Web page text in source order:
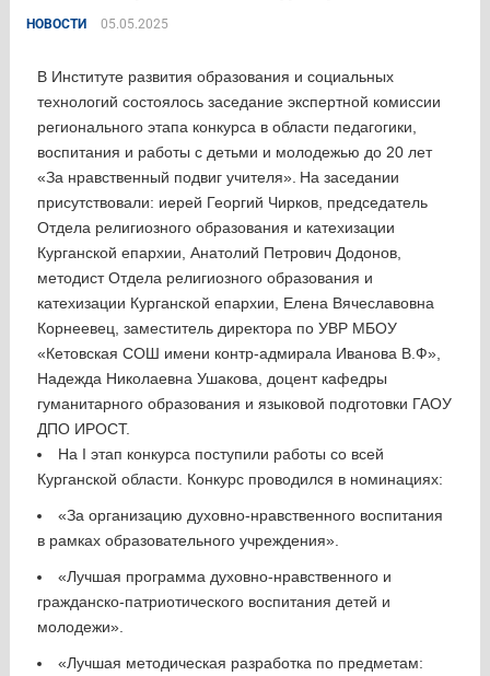
НОВОСТИ 05.05.2025
В Институте развития образования и социальных
технологий состоялось заседание экспертной комиссии
регионального этапа конкурса в области педагогики,
воспитания и работы с детьми и молодежью до 20 лет
«За нравственный подвиг учителя». На заседании
присутствовали: иерей Георгий Чирков, председатель
Отдела религиозного образования и катехизации
Курганской епархии, Анатолий Петрович Додонов,
методист Отдела религиозного образования и
катехизации Курганской епархии, Елена Вячеславовна
Корнеевец, заместитель директора по УВР МБОУ
«Кетовская СОШ имени контр-адмирала Иванова В.Ф»,
Надежда Николаевна Ушакова, доцент кафедры
гуманитарного образования и языковой подготовки ГАОУ
ДПО ИРОСТ.
На I этап конкурса поступили работы со всей
Курганской области. Конкурс проводился в номинациях:
«За организацию духовно-нравственного воспитания
в рамках образовательного учреждения».
«Лучшая программа духовно-нравственного и
гражданско-патриотического воспитания детей и
молодежи».
«Лучшая методическая разработка по предметам: